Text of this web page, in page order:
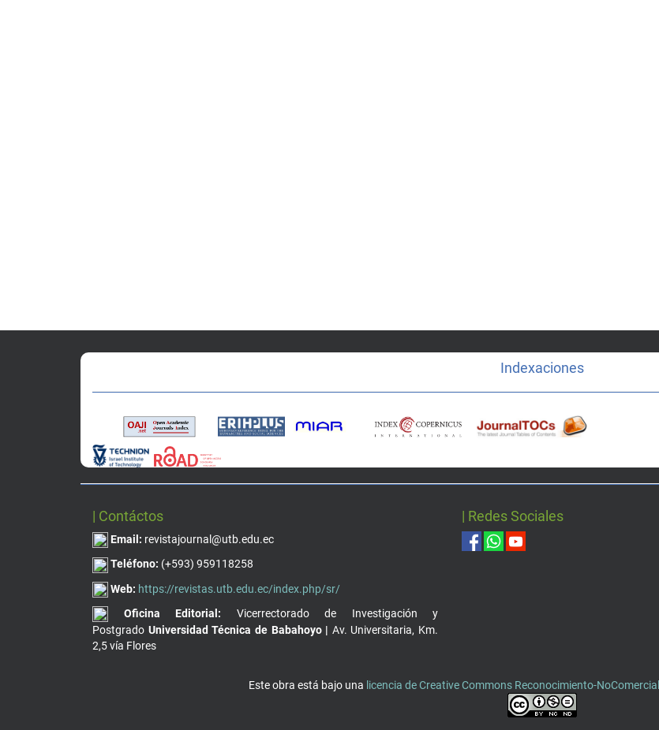
Indexaciones
| Contáctos
Email: revistajournal@utb.edu.ec
Teléfono: (+593) 959118258
Web: https://revistas.utb.edu.ec/index.php/sr/
Oficina Editorial: Vicerrectorado de Investigación y
Postgrado Universidad Técnica de Babahoyo | Av. Universitaria, Km.
2,5 vía Flores
| Redes Sociales
Este obra está bajo una licencia de Creative Commons Reconocimiento-